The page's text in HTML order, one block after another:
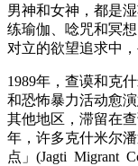
男神和女神，都是
练瑜伽、唸咒和冥
对立的欲望追求中，
1989年，查谟和克
和恐怖暴力活动愈
其他地区，滞留在
年，许多克什米尔
点」(Jagti Migrant